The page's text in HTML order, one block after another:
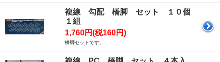
複線 勾配 橋脚 セット １０個
１組
1,760円(税160円)
橋脚セットです。